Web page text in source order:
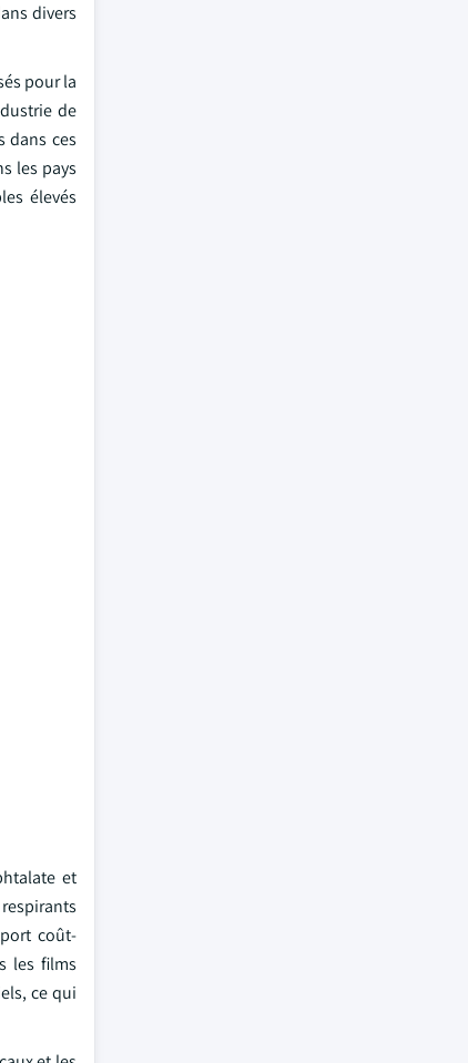
divers
pour la
de
dans ces
les pays
élevés
et
coût-
les films
ce qui